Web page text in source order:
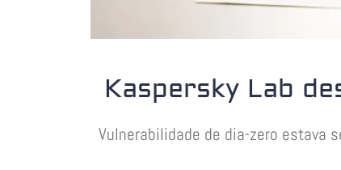
Kaspersky Lab
Vulnerabilidade de dia-zero estava